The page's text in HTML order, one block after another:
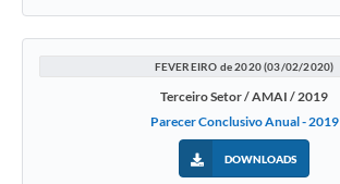
FEVEREIRO de 2020 (03/02/2020)
Terceiro Setor / AMAI / 2019
Parecer Conclusivo Anual - 2019
DOWNLOADS